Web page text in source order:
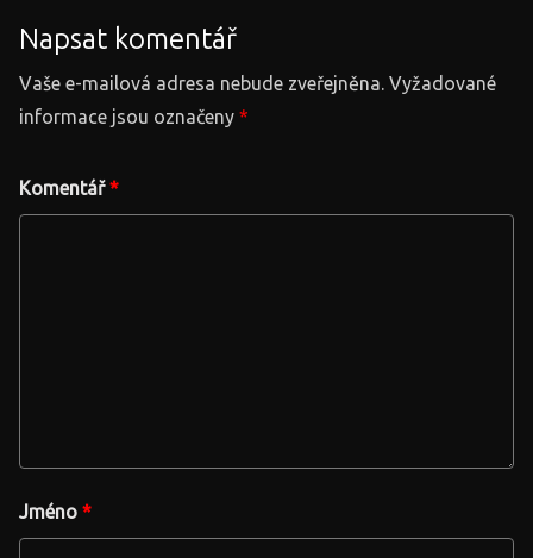
Napsat komentář
Vaše e-mailová adresa nebude zveřejněna. Vyžadované
informace jsou označeny *
Komentář*
Jméno *